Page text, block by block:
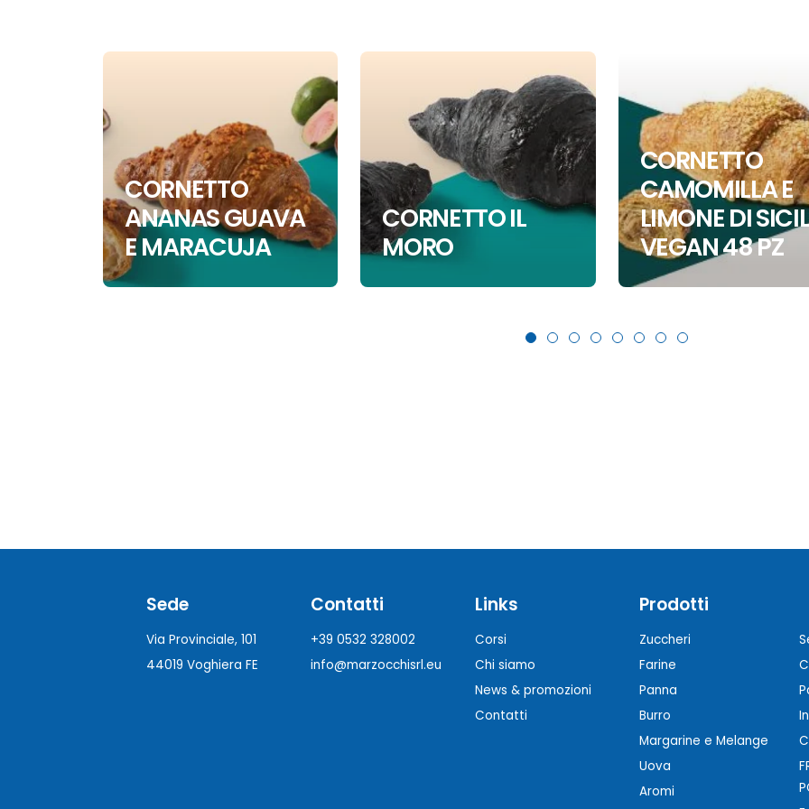
CORNETTO
ANANAS GUAVA
E MARACUJA
CORNETTO IL
MORO
CORNETTO
CAMOMILLA E
LIMONE DI
VEGAN 48 PZ
Sede
Via Provinciale, 101
44019 Voghiera FE
Contatti
+39 0532 328002
info@marzocchisrl.eu
Links
Corsi
Chi siamo
News & promozioni
Contatti
Prodotti
Zuccheri
Farine
Panna
Burro
Margarine e Melange
Uova
Aromi